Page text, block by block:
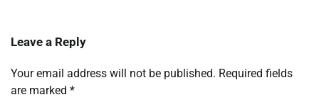
Leave a Reply
Your email address will not be published. Required fields
are marked *